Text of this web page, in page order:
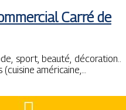
Carré de
sport, beauté, décoration..
américaine,…